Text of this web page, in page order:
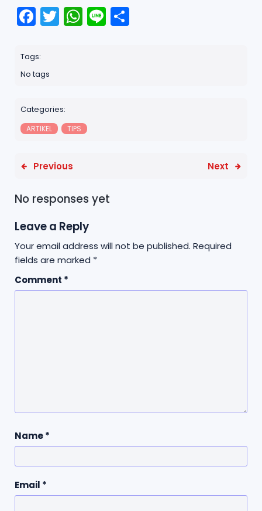
F
a
c
e
o
o
T
w
r
W
h
p
Li
n
Tags:
No tags
Categories:
ARTIKEL TIPS
Previous Next
No responses yet
Leave a Reply
Your email address will not be published. Required
fields are marked *
Comment *
Name*
Email *